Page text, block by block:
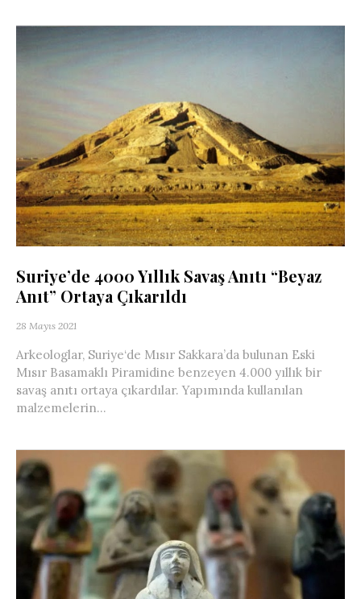
Suriye’de 4000 Yıllık Savaş Anıtı “Beyaz
Anıt” Ortaya Çıkarıldı
28 Mayıs 2021
Arkeologlar, Suriye‘de Mısır Sakkara’da bulunan Eski
Mısır Basamaklı Piramidine benzeyen 4.000 yıllık bir
savaş anıtı ortaya çıkardılar. Yapımında kullanılan
malzemelerin...